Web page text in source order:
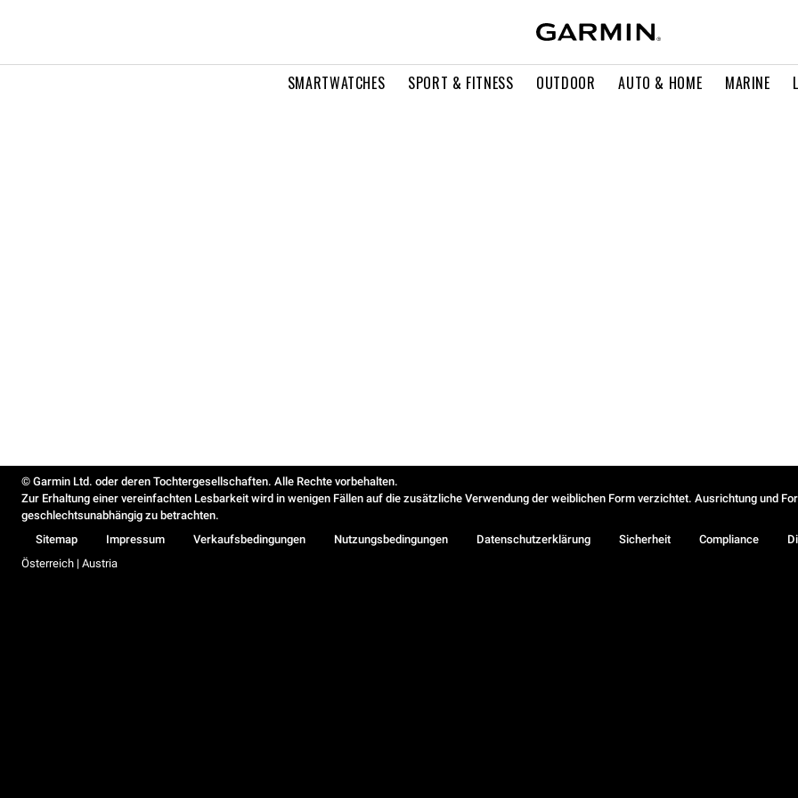
SMARTWATCHES SPORT & FITNESS OUTDOOR AUTO & HOME MARINE
© Garmin Ltd. oder deren Tochtergesellschaften. Alle Rechte vorbehalten.
Zur Erhaltung einer vereinfachten Lesbarkeit wird in wenigen Fällen auf die zusätzliche Verwendung der weiblichen Form verzichtet. Ausrichtung und
geschlechtsunabhängig zu betrachten.
Sitemap
Impressum Verkaufsbedingungen Nutzungsbedingungen Datenschutzerklärung Sicherheit Compliance
Österreich | Austria